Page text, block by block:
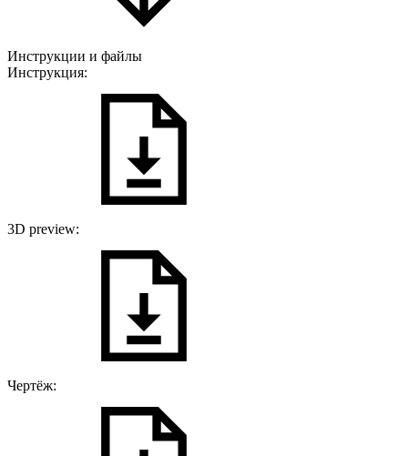
Инструкции и файлы
Инструкция:
3D preview:
Чертёж: